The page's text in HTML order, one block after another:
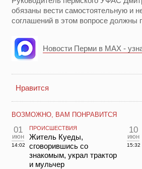
обязаны вести самостоятельную и
соглашений в этом вопросе должны
Новости Перми в MAX -
Нравится
ВОЗМОЖНО, ВАМ ПОНРАВИТСЯ
01
июн
14:02
ПРОИСШЕСТВИЯ
Житель Куеды,
сговорившись со
знакомым, украл трактор
и мульчер
10
июн
15:32